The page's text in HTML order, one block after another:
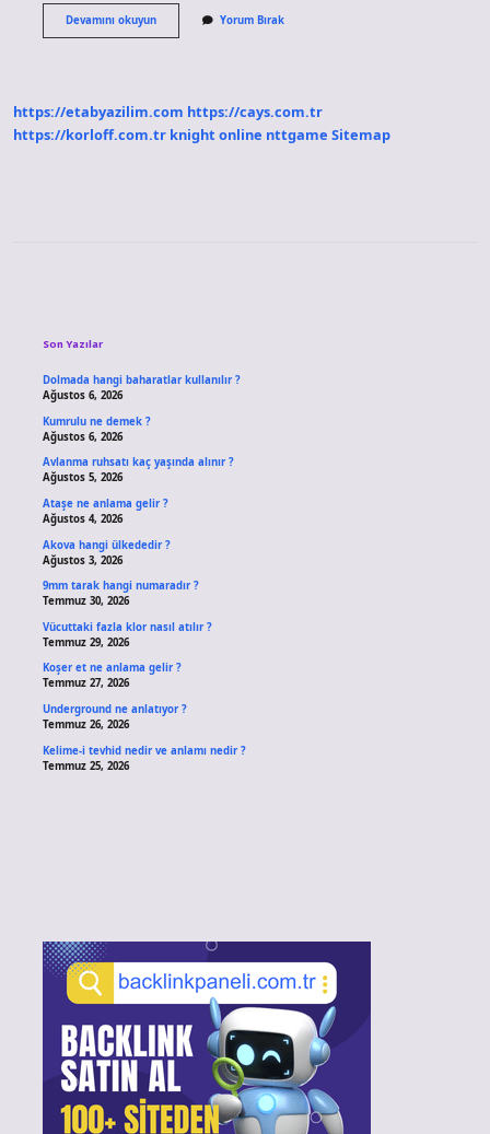
Devamını okuyunDünyadaki
Ilk
Yorum Bırak
https://etabyazilim.com https://cays.com.tr
https://korloff.com.tr knight online nttgame Sitemap
Son Yazılar
Dolmada hangi baharatlar kullanılır ?
Ağustos 6, 2026
Kumrulu ne demek ?
Ağustos 6, 2026
Avlanma ruhsatı kaç yaşında alınır ?
Ağustos 5, 2026
Ataşe ne anlama gelir ?
Ağustos 4, 2026
Akova hangi ülkededir ?
Ağustos 3, 2026
9mm tarak hangi numaradır ?
Temmuz 30, 2026
Vücuttaki fazla klor nasıl atılır ?
Temmuz 29, 2026
Koşer et ne anlama gelir ?
Temmuz 27, 2026
Underground ne anlatıyor ?
Temmuz 26, 2026
Kelime-i tevhid nedir ve anlamı nedir ?
Temmuz 25, 2026